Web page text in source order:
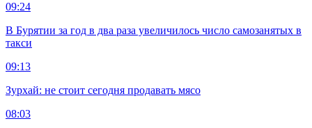
09:24
В Бурятии за год в два раза увеличилось число самозанятых в
такси
09:13
Зурхай: не стоит сегодня продавать мясо
08:03